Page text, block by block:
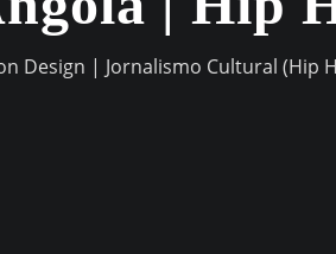
Design | Jornalismo Cultural (Hip